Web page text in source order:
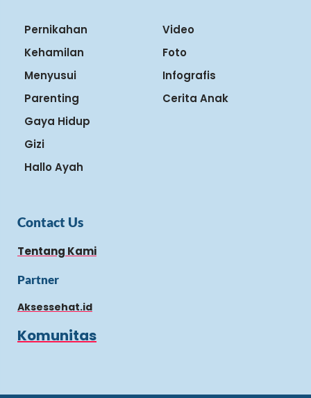
Pernikahan
Kehamilan
Menyusui
Parenting
Gaya Hidup
Gizi
Hallo Ayah
Video
Foto
Infografis
Cerita Anak
Contact Us
Tentang Kami
Partner
Aksessehat.id
Komunitas